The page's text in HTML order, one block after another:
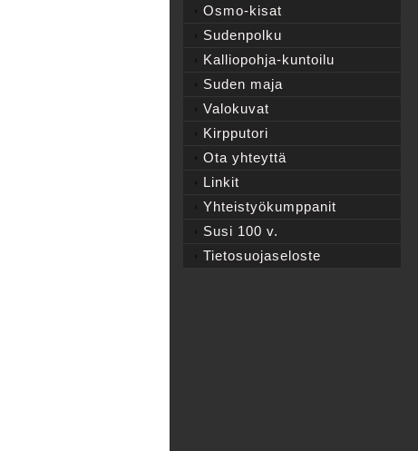
Osmo-kisat
Sudenpolku
Kalliopohja-kuntoilu
Suden maja
Valokuvat
Kirpputori
Ota yhteyttä
Linkit
Yhteistyökumppanit
Susi 100 v.
Tietosuojaseloste